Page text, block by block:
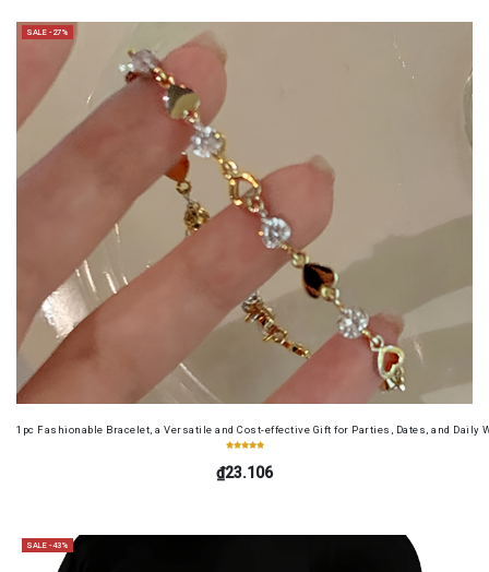
SALE -27%
1pc Fashionable Bracelet, a Versatile and Cost-effective Gift for Parties, Dates, and
₫23.106
SALE -43%